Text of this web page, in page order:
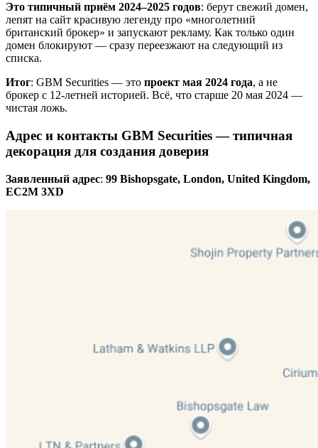
Это типичный приём 2024–2025 годов: берут свежий домен,
лепят на сайт красивую легенду про «многолетний
британский брокер» и запускают рекламу. Как только один
домен блокируют — сразу переезжают на следующий из
списка.
Итог: GBM Securities — это проект мая 2024 года, а не
брокер с 12-летней историей. Всё, что старше 20 мая 2024 —
чистая ложь.
Адрес и контакты GBM Securities — типичная
декорация для создания доверия
Заявленный адрес: 99 Bishopsgate, London, United Kingdom,
EC2M 3XD